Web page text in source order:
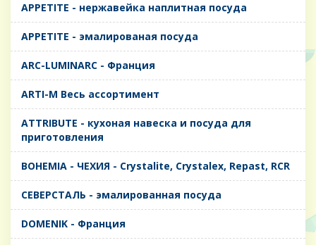
APPETITE - нержавейка наплитная посуда
APPETITE - эмалированая посуда
ARC-LUMINARC - Франция
ARTI-M Весь ассортимент
ATTRIBUTE - кухоная навеска и посуда для
приготовления
BOHEMIA - ЧЕХИЯ - Crystalite, Crystalex, Repast, RCR
CЕВЕРСТАЛЬ - эмалированная посуда
DOMENIK - Франция